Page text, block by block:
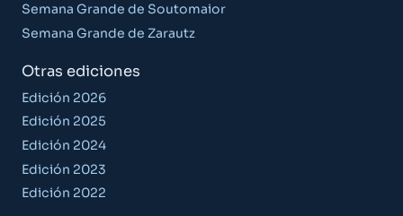
Semana Grande de Soutomaior
Semana Grande de Zarautz
Otras ediciones
Edición 2026
Edición 2025
Edición 2024
Edición 2023
Edición 2022